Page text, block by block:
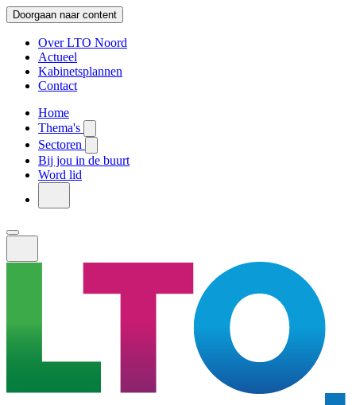
Doorgaan naar content
Over LTO Noord
Actueel
Kabinetsplannen
Contact
Home
Thema's
Sectoren
Bij jou in de buurt
Word lid